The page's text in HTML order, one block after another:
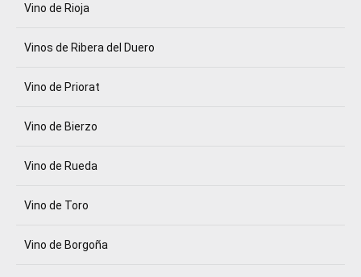
Vino de Rioja
Vinos de Ribera del Duero
Vino de Priorat
Vino de Bierzo
Vino de Rueda
Vino de Toro
Vino de Borgoña